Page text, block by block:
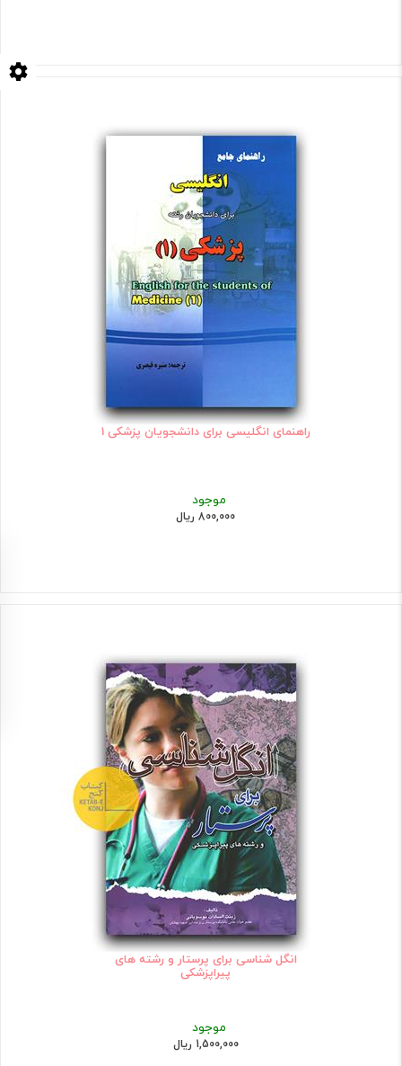
راهنمای انگلیسی برای دانشجویان پزشکی 1
موجود
800,000 ریال
انگل شناسی برای پرستار و رشته های
پیراپزشکی
موجود
1,500,000 ریال